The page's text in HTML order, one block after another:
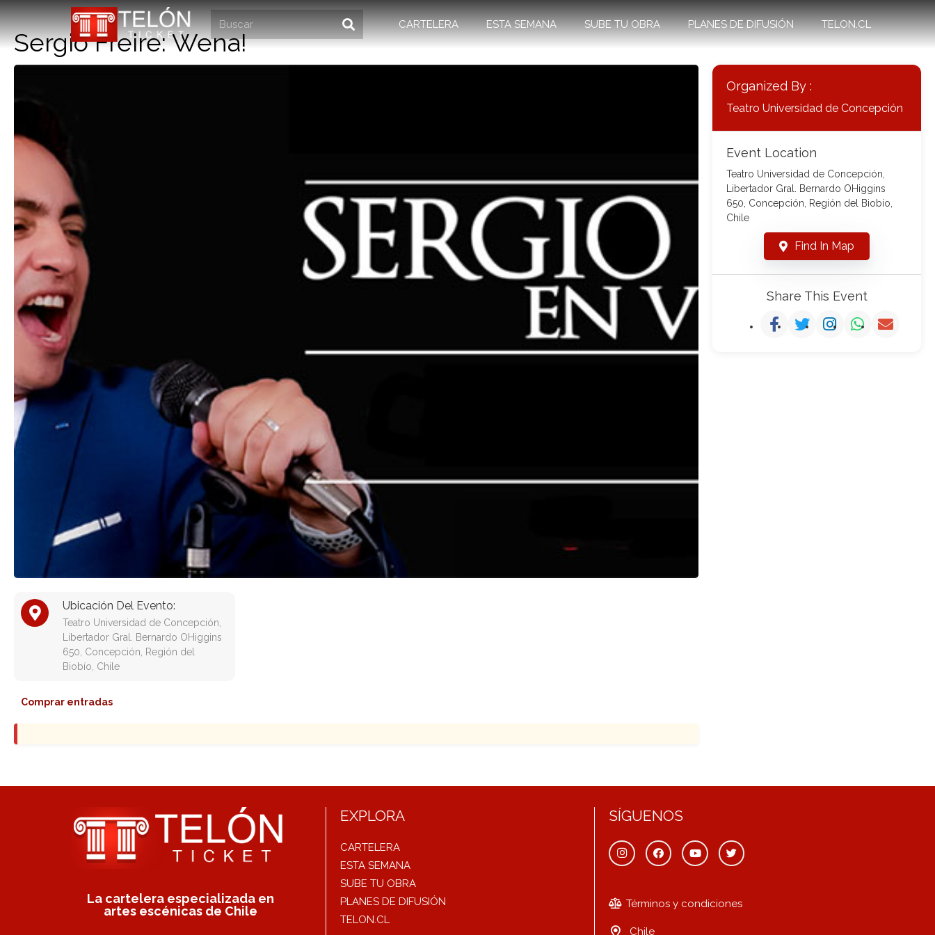
CARTELERA ESTA SEMANA SUBE TU OBRA PLANES DE DIFUSIÓN TELON.CL
Sergio Freire: Wena!
Ubicación Del Evento:
Teatro Universidad de Concepción,
Libertador Gral. Bernardo OHiggins
650, Concepción, Región del
Biobío, Chile
Comprar entradas
Organized By :
Teatro Universidad de Concepción
Event Location
Teatro Universidad de Concepción,
Libertador Gral. Bernardo OHiggins
650, Concepción, Región del Biobío,
Chile
Find In Map
Share This Event
La cartelera especializada en
artes escénicas de Chile
EXPLORA
CARTELERA
ESTA SEMANA
SUBE TU OBRA
PLANES DE DIFUSIÓN
TELON.CL
SÍGUENOS
Términos y condiciones
Chile